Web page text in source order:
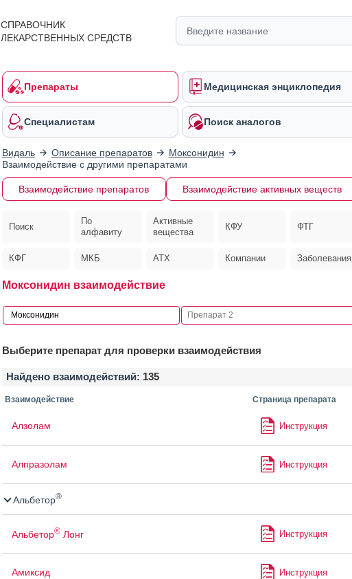
СПРАВОЧНИК
ЛЕКАРСТВЕННЫХ СРЕДСТВ
Препараты Медицинская энциклопедия
Специалистам Поиск аналогов
Видаль Описание препаратов
Моксонидин
Взаимодействие с другими препаратами
Взаимодействие препаратов Взаимодействие активных веществ
Поиск
По
алфавиту
Активные
вещества
КФУ ФТГ
КФГ МКБ АТХ Компании Заболевания
Моксонидин взаимодействие
Выберите препарат для проверки взаимодействия
Найдено взаимодействий: 135
Взаимодействие Страница препарата
Алзолам Инструкция
Алпразолам Инструкция
Альбетор®
Альбетор®Лонг Инструкция
Амиксид Инструкция